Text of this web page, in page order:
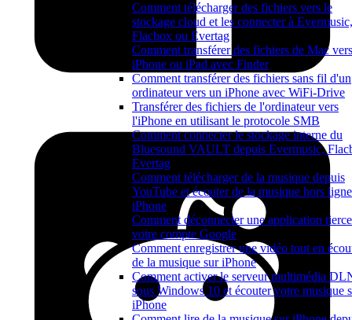
Comment télécharger des fichiers vers le
stockage cloud et les connecter à Evermusic,
Flacbox ou Evertag
Comment transférer des fichiers de Mac vers
iPhone ou iPad avec Finder
Comment transférer des fichiers sans fil d'un
ordinateur vers un iPhone avec WiFi-Drive
Transférer des fichiers de l'ordinateur vers
l'iPhone en utilisant le protocole SMB
Comment connecter le stockage interne du
Bluesound VAULT depuis Evermusic,
Evertag
Comment télécharger de la musique depuis
YouTube et écouter de la musique hors
iPhone
Comment déconnecter une application
votre compte Google
Comment enregistrer une vidéo tout en
de la musique sur iPhone
Comment activer le serveur multimédia
sous Windows 10 et écouter votre musique
iPhone